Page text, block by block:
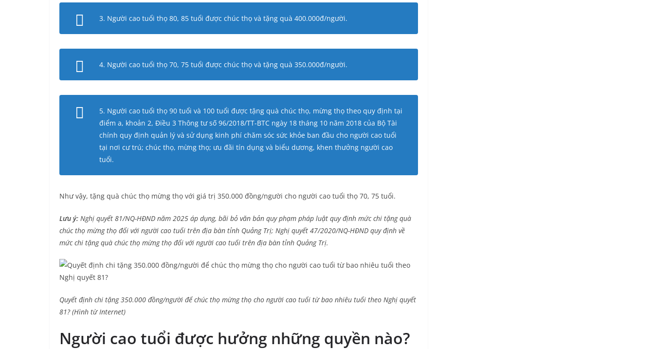
3. Người cao tuổi thọ 80, 85 tuổi được chúc thọ và tặng quà 400.000đ/người.
4. Người cao tuổi thọ 70, 75 tuổi được chúc thọ và tặng quà 350.000đ/người.
5. Người cao tuổi thọ 90 tuổi và 100 tuổi được tặng quà chúc thọ, mừng thọ theo quy định tại
điểm a, khoản 2, Điều 3 Thông tư số 96/2018/TT-BTC ngày 18 tháng 10 năm 2018 của Bộ Tài
chính quy định quản lý và sử dụng kinh phí chăm sóc sức khỏe ban đầu cho người cao tuổi
tại nơi cư trú; chúc thọ, mừng thọ; ưu đãi tín dụng và biểu dương, khen thưởng người cao
tuổi.
Như vậy, tặng quà chúc thọ mừng thọ với giá trị 350.000 đồng/người cho người cao tuổi thọ 70, 75 tuổi.
Lưu ý: Nghị quyết 81/NQ-HĐND năm 2025 áp dụng, bãi bỏ văn bản quy phạm pháp luật quy định mức chi tặng quà
chúc thọ mừng thọ đối với người cao tuổi trên địa bàn tỉnh Quảng Trị; Nghị quyết 47/2020/NQ-HĐND quy định về
mức chi tặng quà chúc thọ mừng thọ đối với người cao tuổi trên địa bàn tỉnh Quảng Trị.
Quyết định chi tặng 350.000 đồng/người để chúc thọ mừng thọ cho người cao tuổi từ bao nhiêu tuổi theo Nghị quyết
81? (Hình từ Internet)
Người cao tuổi được hưởng những quyền nào?